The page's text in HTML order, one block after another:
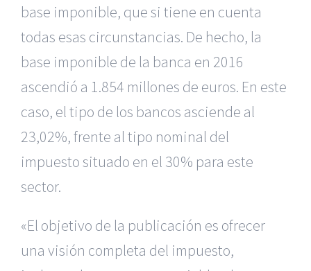
base imponible, que si tiene en cuenta
todas esas circunstancias. De hecho, la
base imponible de la banca en 2016
ascendió a 1.854 millones de euros. En este
caso, el tipo de los bancos asciende al
23,02%, frente al tipo nominal del
impuesto situado en el 30% para este
sector.
«El objetivo de la publicación es ofrecer
una visión completa del impuesto,